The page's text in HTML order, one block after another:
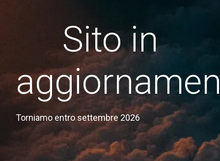
Sito in
Torniamo entro settembre 2026